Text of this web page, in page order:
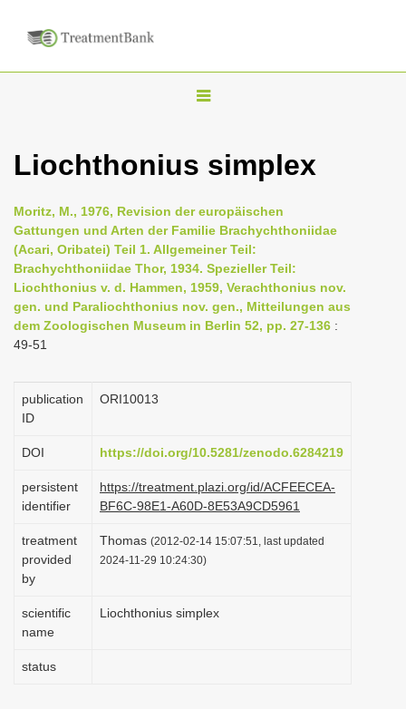
T
g
e
n
a
i
o
Liochthonius simplex
Moritz, M., 1976, Revision der europäischen
Gattungen und Arten der Familie Brachychthoniidae
(Acari, Oribatei) Teil 1. Allgemeiner Teil:
Brachychthoniidae Thor, 1934. Spezieller Teil:
Liochthonius v. d. Hammen, 1959, Verachthonius nov.
gen. und Paraliochthonius nov. gen., Mitteilungen aus
dem Zoologischen Museum in Berlin 52, pp. 27-136 :
49-51
publication
ID
ORI10013
DOI https://doi.org/10.5281/zenodo.6284219
persistent
identifier
https://treatment.plazi.org/id/ACFEECEA-
BF6C-98E1-A60D-8E53A9CD5961
treatment
provided
by
Thomas (2012-02-14 15:07:51, last updated
2024-11-29 10:24:30)
scientific
name
Liochthonius simplex
status